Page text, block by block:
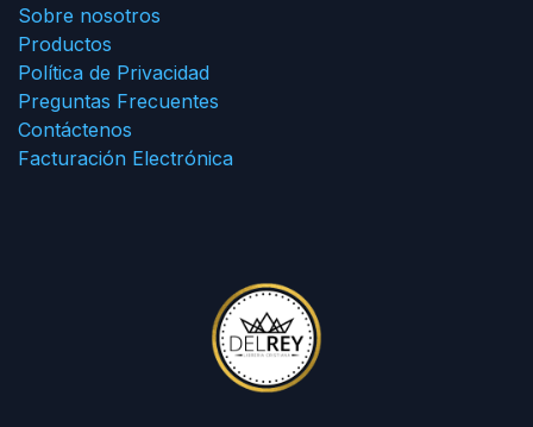
Sobre nosotros
Productos
Política de Privacidad
Preguntas Frecuentes
Contáctenos
Facturación Electrónica